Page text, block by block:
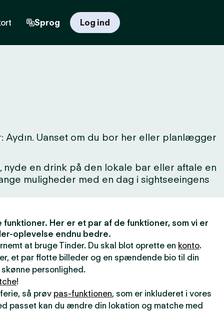
Sprog Log ind
Uanset om du bor her eller planlægger
en drink på den lokale bar eller aftale en
muligheder med en dag i sightseeingens
Her er et par af de funktioner, som vi er
oplevelse endnu bedre.
at bruge Tinder. Du skal blot oprette en konto.
et par flotte billeder og en spændende bio til din
personlighed.
!
så prøv pas-funktionen, som er inkluderet i vores
passet kan du ændre din lokation og matche med